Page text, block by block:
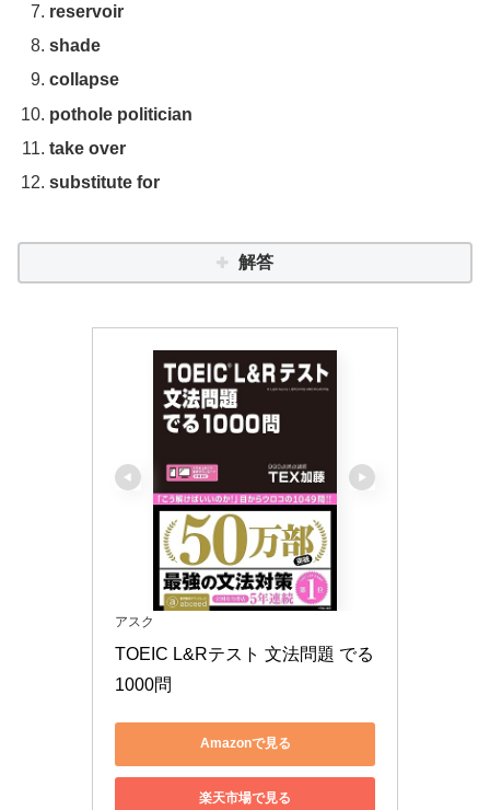
reservoir
shade
collapse
pothole politician
take over
substitute for
解答
アスク
TOEIC L&Rテスト 文法問題 でる
1000問
Amazonで見る
楽天市場で見る